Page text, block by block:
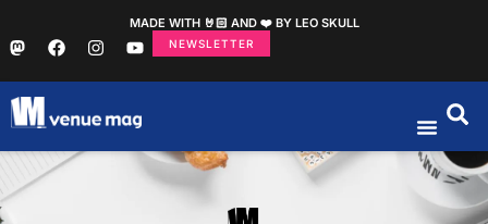
MADE WITH 🤘🏻 AND ❤️ BY LEO SKULL
NEWSLETTER